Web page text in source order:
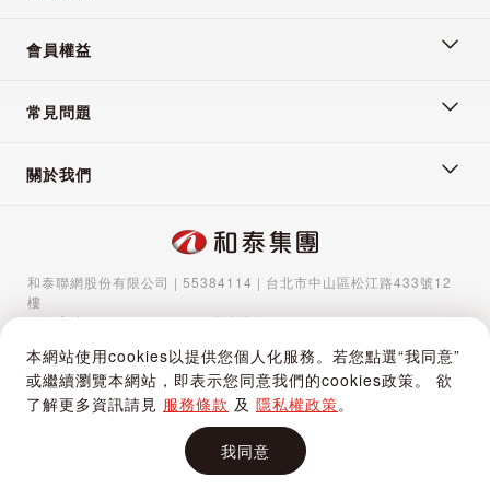
本網站使用cookies以提供您個人化服務。若您點選“我同意”
或繼續瀏覽本網站，即表示您同意我們的cookies政策。 欲
了解更多資訊請見 服務條款 及 隱私權政策。
我同意
加入購物車
會員權益
常見問題
關於我們
和泰聯網股份有限公司 | 55384114 | 台北市中山區松江路433號12
樓
服務專線：02-5570-1788| 聯絡信箱：gocs@hotaigo.com.tw| 服
Copyright © 2024 Hotai Connected Co.,Ltd | Powered by Hotai
Motor Corporation